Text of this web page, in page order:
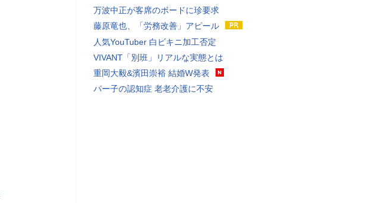
万波中正が客席のボードに珍要求
藤原竜也、「労務改善」アピール
人気YouTuber 白ビキニ加工否定
VIVANT「別班」リアルな実態とは
重岡大毅&濱田崇裕 結婚W発表
パー子の認知症 老老介護に不安